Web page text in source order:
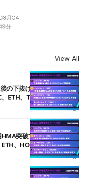
月04
分
View All
の下抜けで0.95ドルを試
ETH、TAKE
突破で雲下端を目指す
、HOME